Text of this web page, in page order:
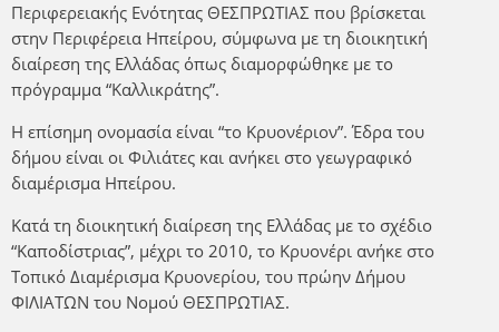
Περιφερειακής Ενότητας ΘΕΣΠΡΩΤΙΑΣ που βρίσκεται
στην Περιφέρεια Ηπείρου, σύμφωνα με τη διοικητική
διαίρεση της Ελλάδας όπως διαμορφώθηκε με το
πρόγραμμα “Καλλικράτης”.
Η επίσημη ονομασία είναι “το Κρυονέριον”. Έδρα του
δήμου είναι οι Φιλιάτες και ανήκει στο γεωγραφικό
διαμέρισμα Ηπείρου.
Κατά τη διοικητική διαίρεση της Ελλάδας με το σχέδιο
“Καποδίστριας”, μέχρι το 2010, το Κρυονέρι ανήκε στο
Τοπικό Διαμέρισμα Κρυονερίου, του πρώην Δήμου
ΦΙΛΙΑΤΩΝ του Νομού ΘΕΣΠΡΩΤΙΑΣ.